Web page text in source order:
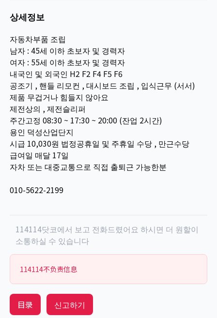
상세정보
자동차부품 조립
남자 : 45세 이하 초보자 및 경력자
여자 : 55세 이하 초보자 및 경력자
내국인 및 외국인 H2 F2 F4 F5 F6
공조기 , 핸들 리모컨 , 대시보드 조립 , 입식근무 (서서)
제품 무겁거나 힘들지 않아요
제전상의 , 제전슬리퍼
주간고정 08:30 ~ 17:30 ~ 20:00 (잔업 2시간)
용인 덕성산업단지
시급 10,030원 법정공휴일 및 주휴일 수당 , 만근수당
급여일 매달 17일
자차 또는 대중교통으로 직접 출퇴근 가능한분
010-5622-2199
114114닷코에서 보고 전화드렸어요 하시면 더 원할이
소통하실 수 있습니다
114114不负责信息
目录 신고하기